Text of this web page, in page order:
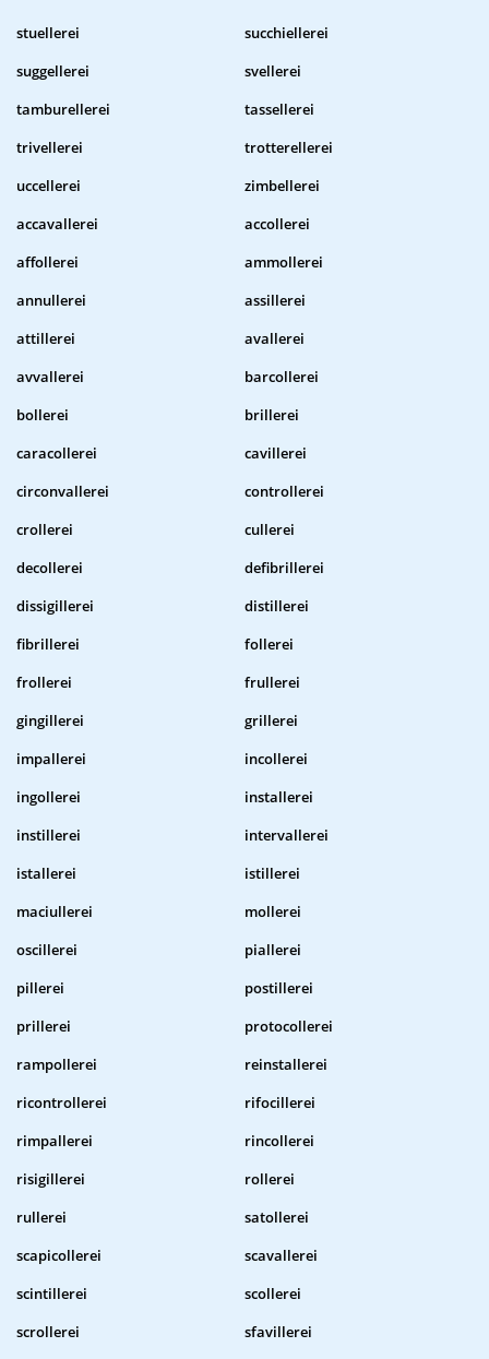
stuellerei
succhiellerei
suggellerei
svellerei
tamburellerei
tassellerei
trivellerei
trotterellerei
uccellerei
zimbellerei
accavallerei
accollerei
affollerei
ammollerei
annullerei
assillerei
attillerei
avallerei
avvallerei
barcollerei
bollerei
brillerei
caracollerei
cavillerei
circonvallerei
controllerei
crollerei
cullerei
decollerei
defibrillerei
dissigillerei
distillerei
fibrillerei
follerei
frollerei
frullerei
gingillerei
grillerei
impallerei
incollerei
ingollerei
installerei
instillerei
intervallerei
istallerei
istillerei
maciullerei
mollerei
oscillerei
piallerei
pillerei
postillerei
prillerei
protocollerei
rampollerei
reinstallerei
ricontrollerei
rifocillerei
rimpallerei
rincollerei
risigillerei
rollerei
rullerei
satollerei
scapicollerei
scavallerei
scintillerei
scollerei
scrollerei
sfavillerei